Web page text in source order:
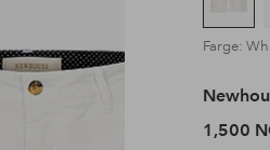
Farge:
1,500